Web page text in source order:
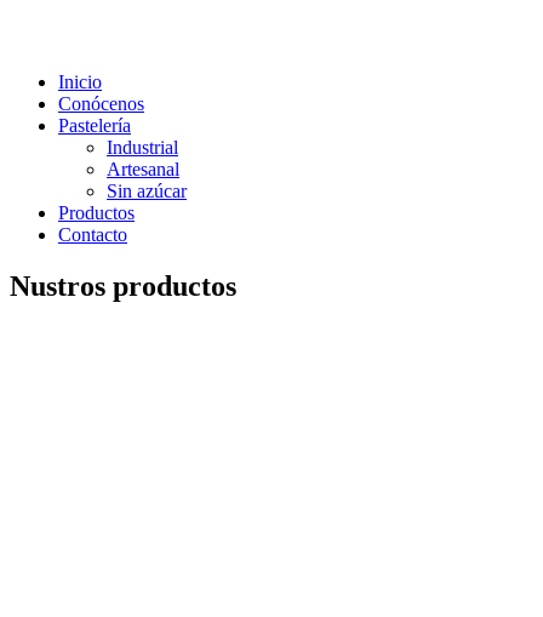
Inicio
Conócenos
Pastelería
Industrial
Artesanal
Sin azúcar
Productos
Contacto
Nustros productos